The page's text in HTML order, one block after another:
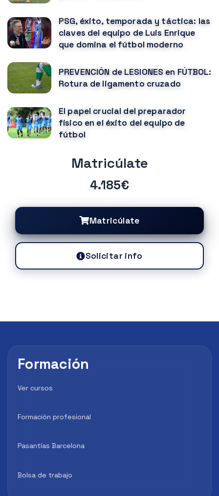
PSG, éxito, temporada y táctica: las
claves del equipo de Luis Enrique
que domina el fútbol moderno
PREVENCIÓN de LESIONES en FÚTBOL:
Rotura de ligamento cruzado
El papel crucial del preparador
físico en el éxito del equipo de
fútbol
Matricúlate
4.185€
Matricúlate
Solicitar info
Formación
Ver cursos
Formación profesional
Pasantías Barcelona
Bolsa de trabajo